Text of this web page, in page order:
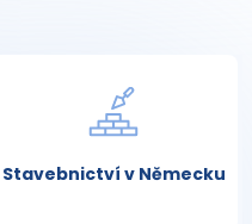
Stavebnictví v Německu